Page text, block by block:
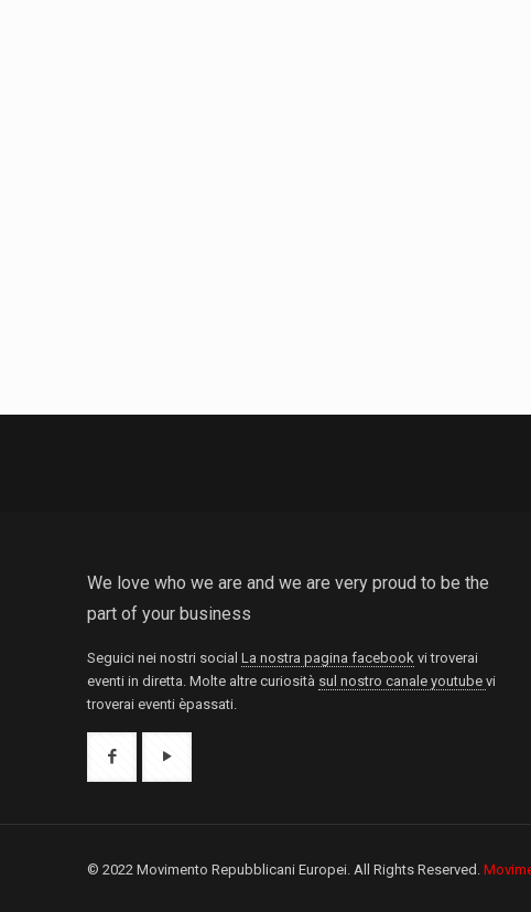
We love who we are and we are very proud to be the
part of your business
Seguici nei nostri social La nostra pagina facebook vi troverai
eventi in diretta. Molte altre curiosità sul nostro canale youtube vi
troverai eventi èpassati.
© 2022 Movimento Repubblicani Europei. All Rights Reserved.